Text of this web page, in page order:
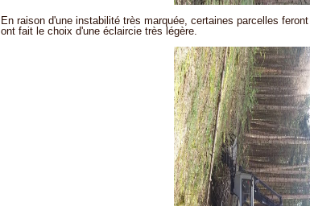
En raison d'une instabilité très marquée, certaines parcelles
ont fait le choix d'une éclaircie très légère.